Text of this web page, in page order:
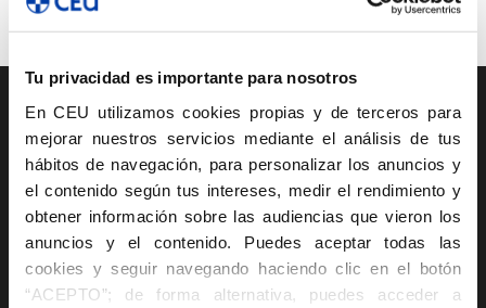
Tu privacidad es importante para nosotros
En CEU utilizamos cookies propias y de terceros para
mejorar nuestros servicios mediante el análisis de tus
hábitos de navegación, para personalizar los anuncios y
el contenido según tus intereses, medir el rendimiento y
obtener información sobre las audiencias que vieron los
anuncios y el contenido. Puedes aceptar todas las
cookies y seguir navegando haciendo clic en el botón
“ACEPTO”; de forma alternativa, puedes acceder a
Oferta académica
Ciclos de Grado Medio
Ciclos de Grado Superior
Oferta académica